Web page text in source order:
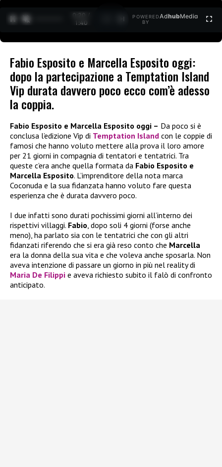
0:20 /
1:40
POWERED
BY
AdhubMedia
Fabio Esposito e Marcella Esposito oggi:
dopo la partecipazione a Temptation Island
Vip durata davvero poco ecco com’è adesso
la coppia.
Fabio Esposito e Marcella Esposito oggi – Da poco si è
conclusa l’edizione Vip di Temptation Island con le coppie di
famosi che hanno voluto mettere alla prova il loro amore
per 21 giorni in compagnia di tentatori e tentatrici. Tra
queste c’era anche quella formata da Fabio Esposito e
Marcella Esposito. L’imprenditore della nota marca
Coconuda e la sua fidanzata hanno voluto fare questa
esperienza che è durata davvero poco.
I due infatti sono durati pochissimi giorni all’interno dei
rispettivi villaggi. Fabio, dopo soli 4 giorni (forse anche
meno), ha parlato sia con le tentatrici che con gli altri
fidanzati riferendo che si era già reso conto che Marcella
era la donna della sua vita e che voleva anche sposarla. Non
aveva intenzione di passare un giorno in più nel reality di
Maria De Filippi e aveva richiesto subito il falò di confronto
anticipato.